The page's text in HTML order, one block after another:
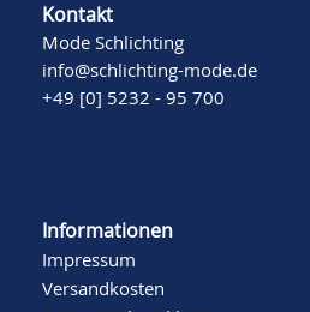
Kontakt
Mode Schlichting
info@schlichting-mode.de
+49 [0] 5232 - 95 700
Informationen
Impressum
Versandkosten